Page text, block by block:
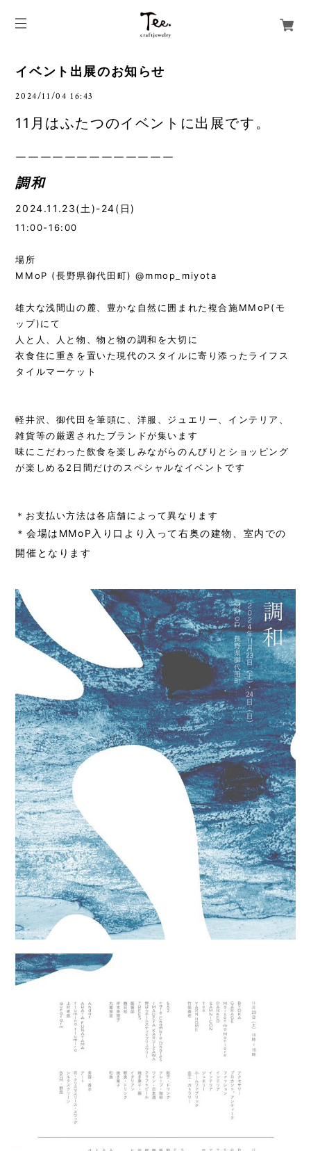
イベント出展のお知らせ
2024/11/04 16:43
11月はふたつのイベントに出展です。
￣￣￣￣￣￣￣￣￣￣￣￣￣
調和
2024.11.23(土)-24(日)
11:00-16:00
場所
MMoP (長野県御代田町)@mmop_miyota
雄大な浅間山の麓、豊かな自然に囲まれた複合施MMoP(モ
ップ)にて
人と人、人と物、物と物の調和を大切に
衣食住に重きを置いた現代のスタイルに寄り添ったライフス
タイルマーケット
軽井沢、御代田を筆頭に、洋服、ジュエリー、インテリア、
雑貨等の厳選されたブランドが集います
味にこだわった飲食を楽しみながらのんびりとショッピング
が楽しめる2日間だけのスペシャルなイベントです
＊お支払い方法は各店舗によって異なります
＊会場はMMoP入り口より入って右奥の建物、室内での
開催となります